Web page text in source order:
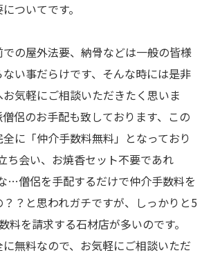
ついてです。
の屋外法要、納骨などは一般の皆様
い事だらけです、そんな時には是非
気軽にご相談いただきたく思いま
侶のお手配も致しております、この
に「仲介手数料無料」となっており
ち会い、お焼香セット不要であれ
…僧侶を手配するだけで仲介手数料を
？と思われガチですが、しっかりと5
料を請求する石材店が多いのです。
無料なので、お気軽にご相談いただ